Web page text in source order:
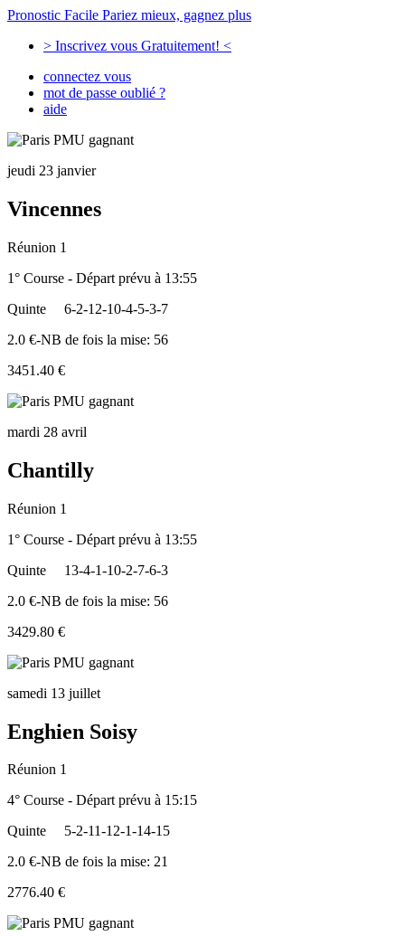
Pronostic Facile Pariez mieux, gagnez plus
> Inscrivez vous Gratuitement! <
connectez vous
mot de passe oublié ?
aide
jeudi 23 janvier
Vincennes
Réunion 1
1° Course - Départ prévu à 13:55
Quinte
6-2-12-10-4-5-3-7
2.0 €-NB de fois la mise: 56
3451.40 €
mardi 28 avril
Chantilly
Réunion 1
1° Course - Départ prévu à 13:55
Quinte
13-4-1-10-2-7-6-3
2.0 €-NB de fois la mise: 56
3429.80 €
samedi 13 juillet
Enghien Soisy
Réunion 1
4° Course - Départ prévu à 15:15
Quinte
5-2-11-12-1-14-15
2.0 €-NB de fois la mise: 21
2776.40 €